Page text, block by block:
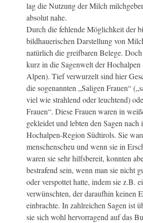
lag die Nutzung der Milch
absolut nahe.
Durch die fehlende Möglichkeit der
bildhauerischen Darstellung von
natürlich die greifbaren Belege.
kurz in die Sagenwelt der
Alpen). Tief verwurzelt sind hier
die sogenannten „Saligen Frauen“
viel wie strahlend oder leuchtend)
Frauen“. Diese Frauen waren in
gekleidet und lebten den Sagen nach
Hochalpen-Region Südtirols. Sie
menschenscheu und wenn sie in
waren sie sehr hilfsbereit, konnten
bestrafend sein, wenn man sie nicht
oder verspottet hatte, indem sie z.B.
verwünschten, der daraufhin keinen
einbrachte. In zahlreichen Sagen ist
sie sich wohl hervorragend auf das